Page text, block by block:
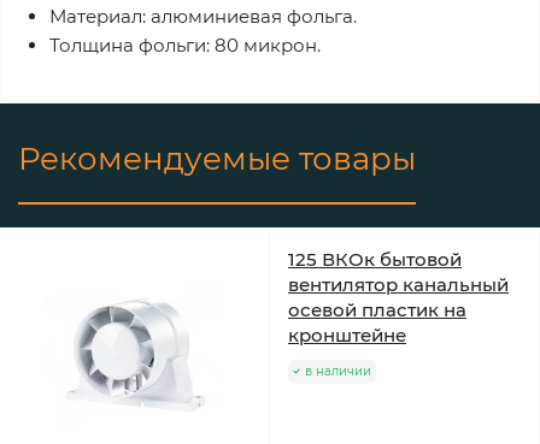
Материал: алюминиевая фольга.
Толщина фольги: 80 микрон.
Рекомендуемые товары
125 ВКОк бытовой
вентилятор канальный
осевой пластик на
кронштейне
в наличии